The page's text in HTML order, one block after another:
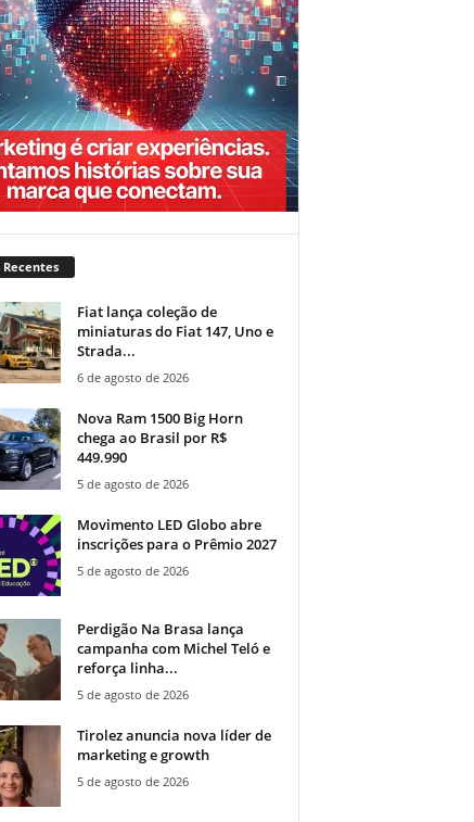
Recentes
Fiat lança coleção de
miniaturas do Fiat 147, Uno e
Strada...
6 de agosto de 2026
Nova Ram 1500 Big Horn
chega ao Brasil por R$
449.990
5 de agosto de 2026
Movimento LED Globo abre
inscrições para o Prêmio 2027
5 de agosto de 2026
Perdigão Na Brasa lança
campanha com Michel Teló e
reforça linha...
5 de agosto de 2026
Tirolez anuncia nova líder de
marketing e growth
5 de agosto de 2026